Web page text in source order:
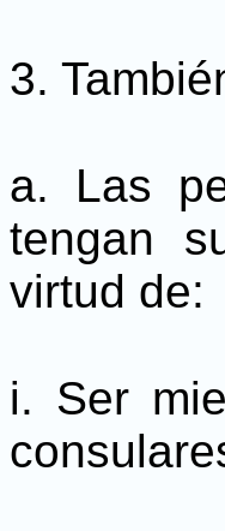
3.
a. Las
tengan
virtud de:
i. Ser